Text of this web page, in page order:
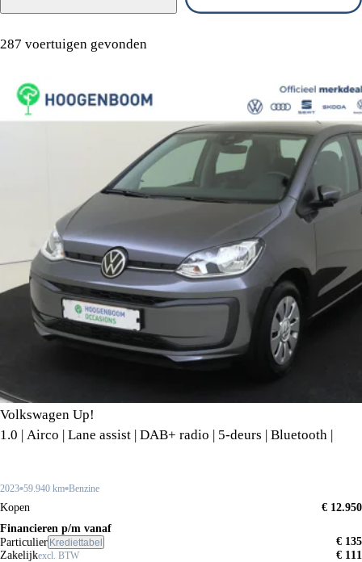
287 voertuigen gevonden
Volkswagen Up!
1.0 | Airco | Lane assist | DAB+ radio | 5-deurs | Bluetooth |
2023 59.940 km Benzine
Kopen
€ 12.950
Financieren p/m vanaf
Particulier Krediettabel
€ 135
Zakelijkexcl. BTW
€ 111